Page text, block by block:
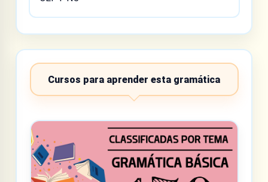
Cursos para aprender esta gramática